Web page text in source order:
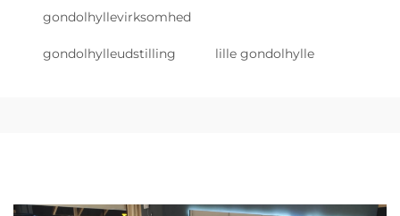
gondolhyllevirksomhed
gondolhylleudstilling lille gondolhylle